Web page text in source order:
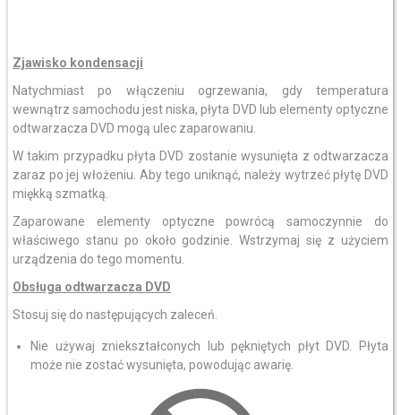
Zjawisko kondensacji
Natychmiast po włączeniu ogrzewania, gdy temperatura
wewnątrz samochodu jest niska, płyta DVD lub elementy optyczne
odtwarzacza DVD mogą ulec zaparowaniu.
W takim przypadku płyta DVD zostanie wysunięta z odtwarzacza
zaraz po jej włożeniu. Aby tego uniknąć, należy wytrzeć płytę DVD
miękką szmatką.
Zaparowane elementy optyczne powrócą samoczynnie do
właściwego stanu po około godzinie. Wstrzymaj się z użyciem
urządzenia do tego momentu.
Obsługa odtwarzacza DVD
Stosuj się do następujących zaleceń.
Nie używaj zniekształconych lub pękniętych płyt DVD. Płyta
może nie zostać wysunięta, powodując awarię.